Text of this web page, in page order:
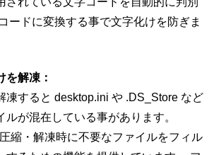
ードに変換する事で文字化けを防ぎま
を解凍：
凍すると desktop.ini や .DS_Store など
ルが混在している事があります。
縮・解凍時に不要なファイルをフィル